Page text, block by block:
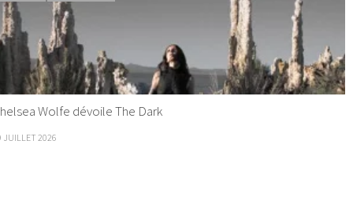
Wolfe dévoile The Dark
JUILLET 2026